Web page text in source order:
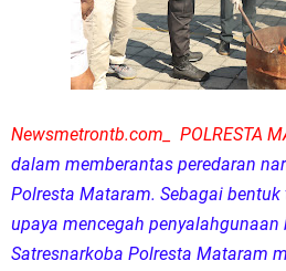
Newsmetrontb.com_ POLRESTA
dalam memberantas peredaran
Polresta Mataram. Sebagai
upaya mencegah penyalahgunaan
Satresnarkoba Polresta Mataram